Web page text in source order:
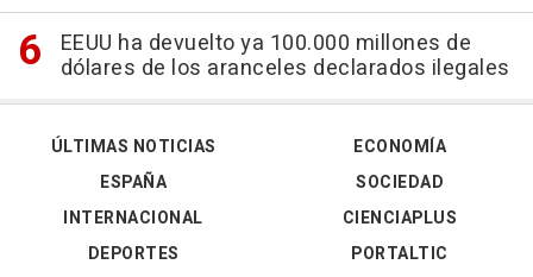
EEUU ha devuelto ya 100.000 millones de
dólares de los aranceles declarados ilegales
ÚLTIMAS NOTICIAS
ESPAÑA
INTERNACIONAL
DEPORTES
ECONOMÍA
SOCIEDAD
CIENCIAPLUS
PORTALTIC